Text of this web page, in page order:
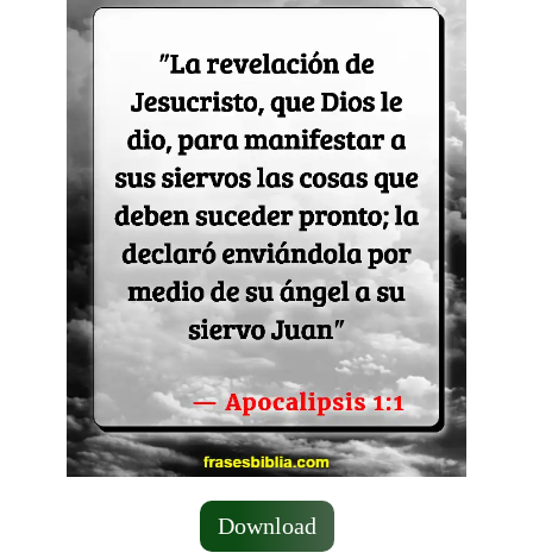
Download